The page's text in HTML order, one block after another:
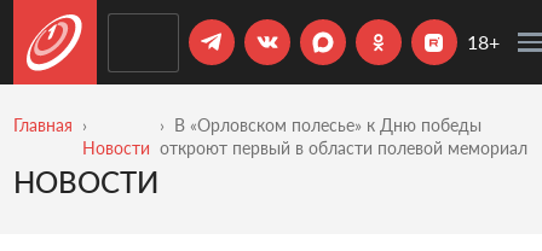
18+
Главная
Новости
В «Орловском полесье» к Дню победы
откроют первый в области полевой мемориал
НОВОСТИ